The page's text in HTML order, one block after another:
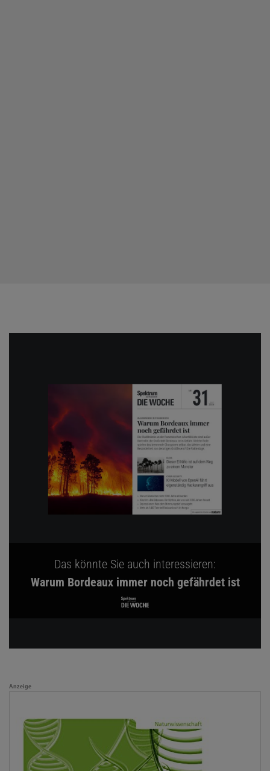
Das könnte Sie auch interessieren:
Warum Bordeaux immer noch gefährdet ist
Anzeige